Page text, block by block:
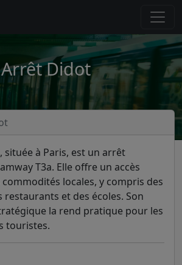
Arrêt Didot
située à Paris, est un arrêt
T3a. Elle offre un accès
locales, y compris des
restaurants et des écoles. Son
la rend pratique pour les
touristes.